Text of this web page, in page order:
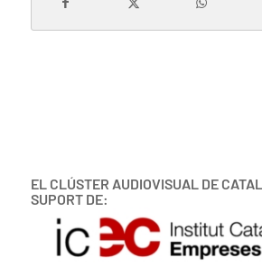
EL CLÚSTER AUDIOVISUAL DE
SUPORT DE: